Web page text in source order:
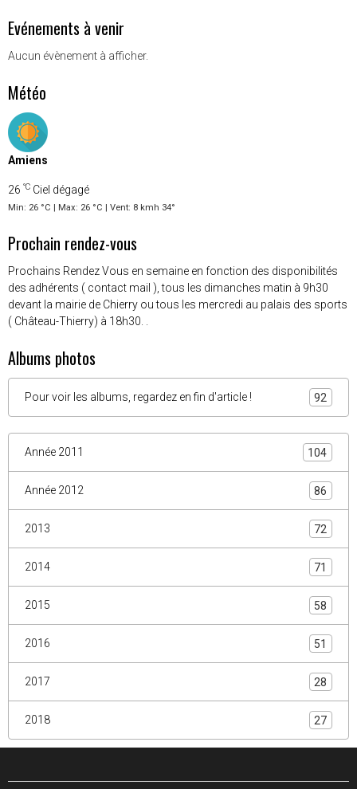
Evénements à venir
Aucun évènement à afficher.
Météo
Amiens
26 °C Ciel dégagé
Min: 26 °C | Max: 26 °C | Vent: 8 kmh 34°
Prochain rendez-vous
Prochains Rendez Vous en semaine en fonction des disponibilités
des adhérents ( contact mail ), tous les dimanches matin à 9h30
devant la mairie de Chierry ou tous les mercredi au palais des sports
( Château-Thierry) à 18h30. .
Albums photos
Pour voir les albums, regardez en fin d'article ! 92
Année 2011 104
Année 2012 86
2013 72
2014 71
2015 58
2016 51
2017 28
2018 27